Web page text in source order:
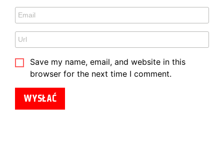
Save my name, email, and website in this
browser for the next time I comment.